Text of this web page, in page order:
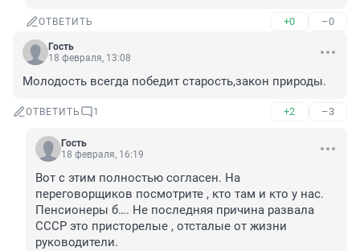
ОТВЕТИТЬ +0 –0
Гость
18 февраля, 13:08
Молодость всегда победит старость,закон природы.
ОТВЕТИТЬ 1 +2 –3
Гость
18 февраля, 16:19
Вот с этим полностью согласен. На
переговорщиков посмотрите , кто там и кто у нас.
Пенсионеры б…. Не последняя причина развала
СССР это присторелые , отсталые от жизни
руководители.